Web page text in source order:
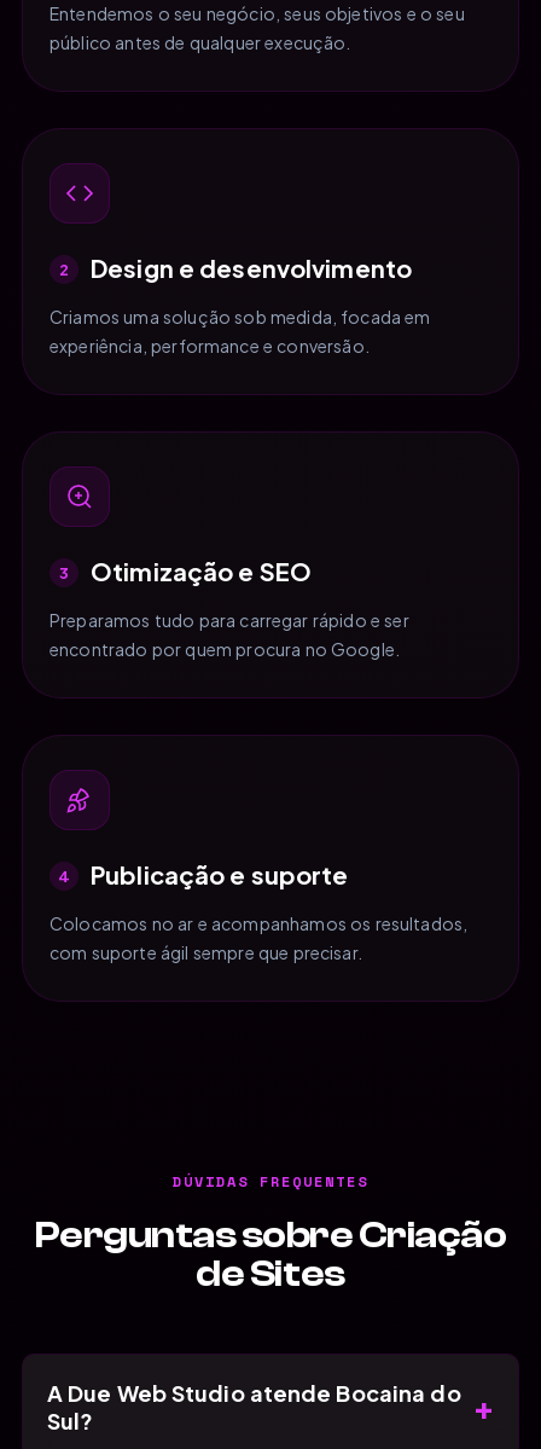
Entendemos o seu negócio, seus objetivos e o seu
público antes de qualquer execução.
2 Design e desenvolvimento
Criamos uma solução sob medida, focada em
experiência, performance e conversão.
3 Otimização e SEO
Preparamos tudo para carregar rápido e ser
encontrado por quem procura no Google.
4 Publicação e suporte
Colocamos no ar e acompanhamos os resultados,
com suporte ágil sempre que precisar.
DÚVIDAS FREQUENTES
Perguntas sobre Criação
de Sites
A Due Web Studio atende Bocaina do
Sul?
+